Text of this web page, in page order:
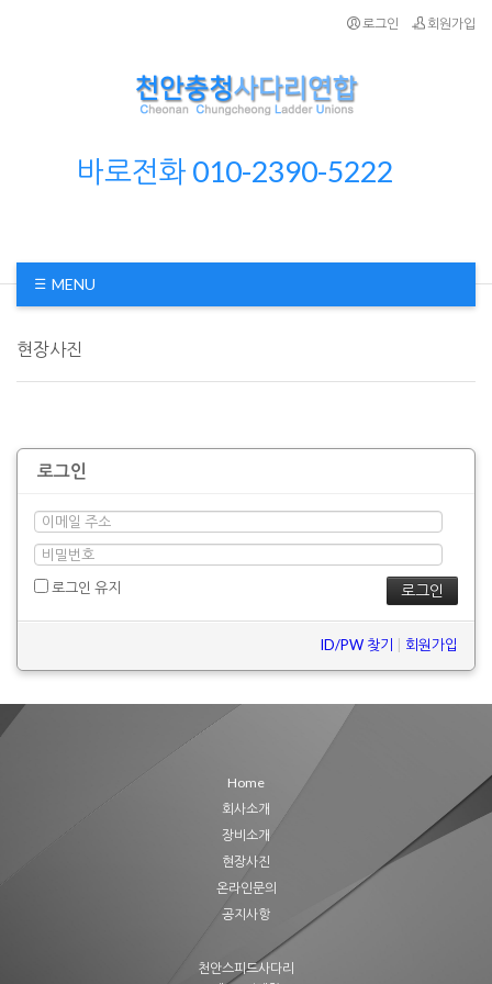
로그인 회원가입
바로전화 010-2390-5222
MENU
현장사진
로그인
로그인 유지
ID/PW 찾기 회원가입
Home
회사소개
장비소개
현장사진
온라인문의
공지사항
천안스피드사다리